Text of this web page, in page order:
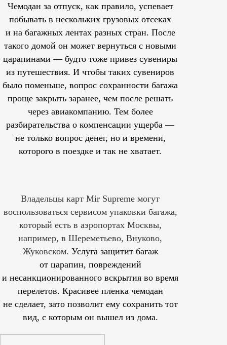
Чемодан за отпуск, как правило, успевает
побывать в нескольких грузовых отсеках
и на багажных лентах разных стран. После
такого домой он может вернуться с новыми
царапинами — будто тоже привез сувениры
из путешествия. И чтобы таких сувениров
было поменьше, вопрос сохранности багажа
проще закрыть заранее, чем после решать
через авиакомпанию. Тем более
разбирательства о компенсации ущерба —
не только вопрос денег, но и времени,
которого в поездке и так не хватает.
Владельцы карт Mir Supreme могут
воспользоваться сервисом упаковки багажа,
который есть в аэропортах Москвы,
например, в Шереметьево, Внуково,
Жуковском. Услуга защитит багаж
от царапин, повреждений
и несанкционированного вскрытия во время
перелетов. Красивее пленка чемодан
не сделает, зато позволит ему сохранить тот
вид, с которым он вышел из дома.